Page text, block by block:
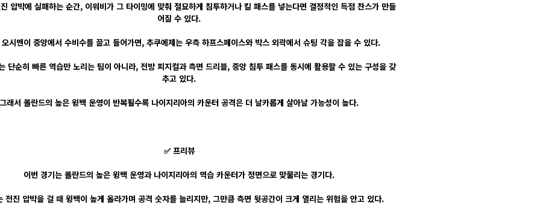
압박에 실패하는 순간, 이워비가 그 타이밍에 맞춰 절묘하게 침투하거나 킬 패스를 넣는다면 결정적인 득점 찬스가 만들
어질 수 있다.
시멘이 중앙에서 수비수를 끌고 들어가면, 추쿠에제는 우측 하프스페이스와 박스 외곽에서 슈팅 각을 잡을 수 있다.
단순히 빠른 역습만 노리는 팀이 아니라, 전방 피지컬과 측면 드리블, 중앙 침투 패스를 동시에 활용할 수 있는 구성을 갖
추고 있다.
그래서 폴란드의 높은 윙백 운영이 반복될수록 나이지리아의 카운터 공격은 더 날카롭게 살아날 가능성이 높다.
✅ 프리뷰
이번 경기는 폴란드의 높은 윙백 운영과 나이지리아의 역습 카운터가 정면으로 맞물리는 경기다.
전진 압박을 걸 때 윙백이 높게 올라가며 공격 숫자를 늘리지만, 그만큼 측면 뒷공간이 크게 열리는 위험을 안고 있다.